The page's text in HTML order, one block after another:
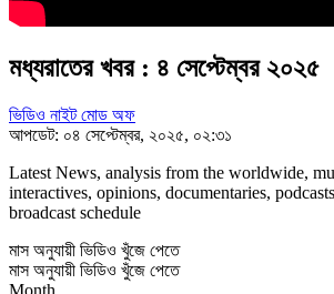
মধ্যরাতের খবর : ৪ সেপ্টেম্বর ২০২৫
ভিডিও নাইট মোড অফ
আপডেট: ০৪ সেপ্টেম্বর, ২০২৫, ০২:৩১
Latest News, analysis from the worldwide,
interactives, opinions, documentaries,
broadcast schedule
মাস অনুযায়ী ভিডিও খুঁজে পেতে
মাস অনুযায়ী ভিডিও খুঁজে পেতে
Month